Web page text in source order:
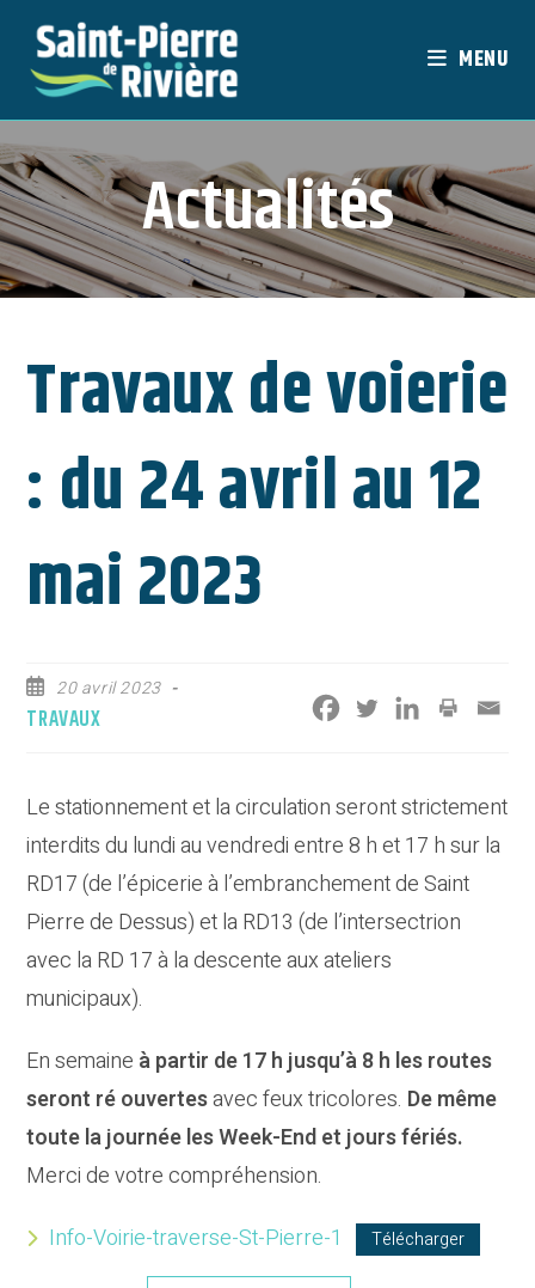
content
MENU
Actualités
Travaux de voierie
: du 24 avril au 12
mai 2023
Publication
publiée :
20 avril 2023
Post
TRAVAUX
Le stationnement et la circulation seront strictement
interdits du lundi au vendredi entre 8 h et 17 h sur la
RD17 (de l’épicerie à l’embranchement de Saint
Pierre de Dessus) et la RD13 (de l’intersectrion
avec la RD 17 à la descente aux ateliers
municipaux).
En semaine à partir de 17 h jusqu’à 8 h les routes
seront ré ouvertesavec feux tricolores. De même
toute la journée les Week-End et jours fériés.
Merci de votre compréhension.
Info-Voirie-traverse-St-Pierre-1
Télécharger